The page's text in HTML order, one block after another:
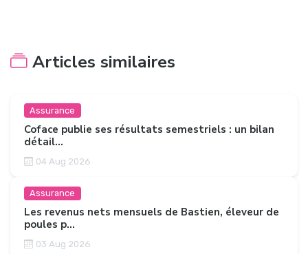
Articles similaires
Assurance
Coface publie ses résultats semestriels : un bilan
détail...
04 Aug 2026
Assurance
Les revenus nets mensuels de Bastien, éleveur de
poules p...
03 Aug 2026